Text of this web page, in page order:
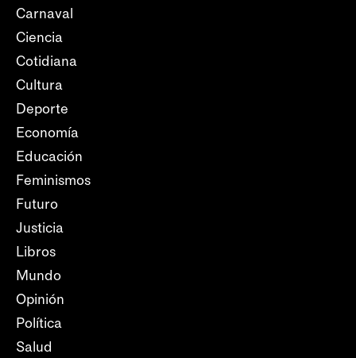
Carnaval
Ciencia
Cotidiana
Cultura
Deporte
Economía
Educación
Feminismos
Futuro
Justicia
Libros
Mundo
Opinión
Política
Salud